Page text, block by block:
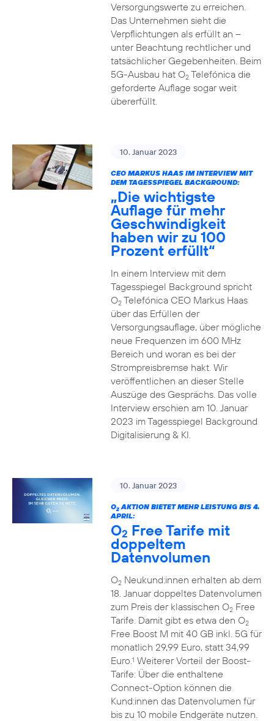
Versorgungswerte zu erreichen.
Das Unternehmen sieht die
Verpflichtungen als erfüllt an –
unter Beachtung rechtlicher und
tatsächlicher Gegebenheiten. Beim
5G-Ausbau hat O2Telefónica die
geforderte Auflage sogar weit
übererfüllt.
10. Januar 2023
CEO MARKUS HAAS IM INTERVIEW MIT
DEM TAGESSPIEGEL BACKGROUND:
„Die wichtigste
Auflage für mehr
Geschwindigkeit
haben wir zu 100
Prozent erfüllt“
In einem Interview mit dem
Tagesspiegel Background spricht
O2Telefónica CEO Markus Haas
über das Erfüllen der
Versorgungsauflage, über mögliche
neue Frequenzen im 600 MHz
Bereich und woran es bei der
Strompreisbremse hakt. Wir
veröffentlichen an dieser Stelle
Auszüge des Gesprächs. Das volle
Interview erschien am 10. Januar
2023 im Tagesspiegel Background
Digitalisierung & KI.
10. Januar 2023
O2AKTION BIETET MEHR LEISTUNG BIS 4.
APRIL:
O2 Free Tarife mit
doppeltem
Datenvolumen
O2Neukund:innen erhalten ab dem
18. Januar doppeltes Datenvolumen
zum Preis der klassischen O2Free
Tarife. Damit gibt es etwa den O2
Free Boost M mit 40 GB inkl. 5G für
monatlich 29,99 Euro, statt 34,99
Euro.1 Weiterer Vorteil der Boost-
Tarife: Über die enthaltene
Connect-Option können die
Kund:innen das Datenvolumen für
bis zu 10 mobile Endgeräte nutzen.